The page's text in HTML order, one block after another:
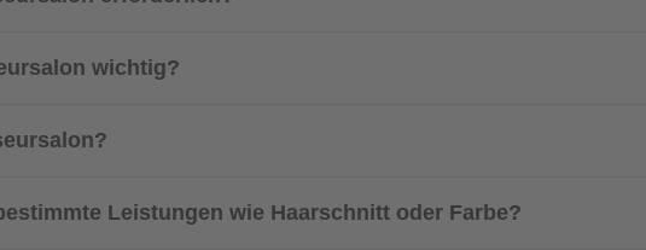
wichtig?
Leistungen wie Haarschnitt oder Farbe?